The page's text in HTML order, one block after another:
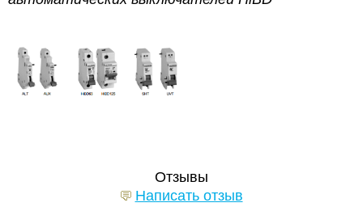
Отзывы
Написать отзыв